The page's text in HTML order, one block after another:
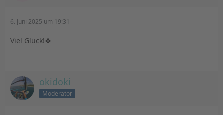
6. Juni 2025 um 19:31
Viel Glück!🍀
okidoki
Moderator